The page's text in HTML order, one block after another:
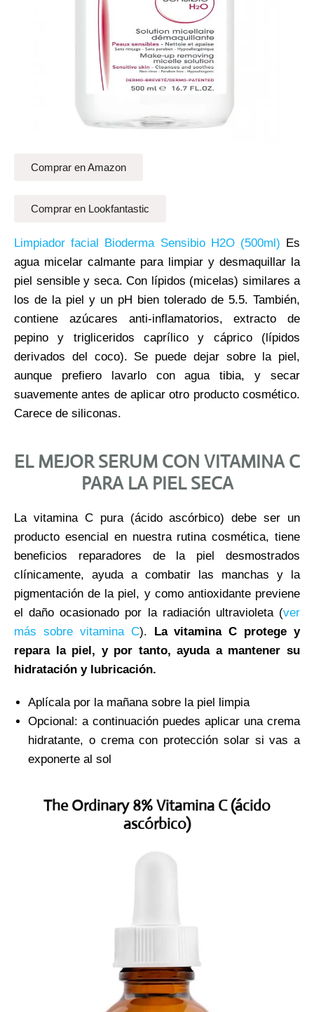
Comprar en Amazon
Comprar en Lookfantastic
Limpiador facial Bioderma Sensibio H2O (500ml) Es
agua micelar calmante para limpiar y desmaquillar la
piel sensible y seca. Con lípidos (micelas) similares a
los de la piel y un pH bien tolerado de 5.5. También,
contiene azúcares anti-inflamatorios, extracto de
pepino y trigliceridos caprílico y cáprico (lípidos
derivados del coco). Se puede dejar sobre la piel,
aunque prefiero lavarlo con agua tibia, y secar
suavemente antes de aplicar otro producto cosmético.
Carece de siliconas.
EL MEJOR SERUM CON VITAMINA C
PARA LA PIEL SECA
La vitamina C pura (ácido ascórbico) debe ser un
producto esencial en nuestra rutina cosmética, tiene
beneficios reparadores de la piel desmostrados
clínicamente, ayuda a combatir las manchas y la
pigmentación de la piel, y como antioxidante previene
el daño ocasionado por la radiación ultravioleta (ver
más sobre vitamina C). La vitamina C protege y
repara la piel, y por tanto, ayuda a mantener su
hidratación y lubricación.
Aplícala por la mañana sobre la piel limpia
Opcional: a continuación puedes aplicar una crema
hidratante, o crema con protección solar si vas a
exponerte al sol
The Ordinary 8% Vitamina C (ácido
ascórbico)